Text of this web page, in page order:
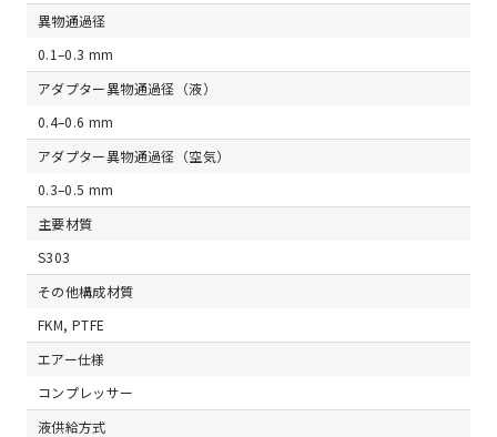
異物通過径
0.1–0.3 mm
アダプター異物通過径（液）
0.4–0.6 mm
アダプター異物通過径（空気）
0.3–0.5 mm
主要材質
S303
その他構成材質
FKM, PTFE
エアー仕様
コンプレッサー
液供給方式